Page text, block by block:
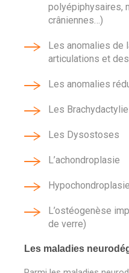
polyépiphysaires,
crâniennes…)
Les anomalies de
articulations et
Les anomalies
Les
Les Dysostoses
L’achondroplasie
Hypochondroplasie
L’ostéogenèse
de verre)
Les maladies